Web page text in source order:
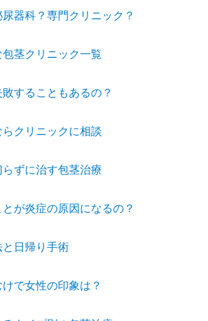
器科？専門クリニック？
茎クリニック一覧
することもあるの？
クリニックに相談
ずに治す包茎治療
が炎症の原因になるの？
日帰り手術
で女性の印象は？